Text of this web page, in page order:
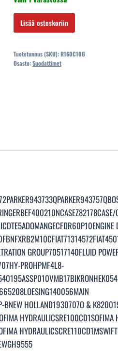
R160C10B
-
suodatinelementti
Lisää ostoskoriin
Tuotetunnus (SKU):R160C10B
Osasto:Suodattimet
GROUP70517140FLUID
PROHPMF4L8-
HOLLAND1930707O &
HYDRAULICSRE100CD1SOFIMA